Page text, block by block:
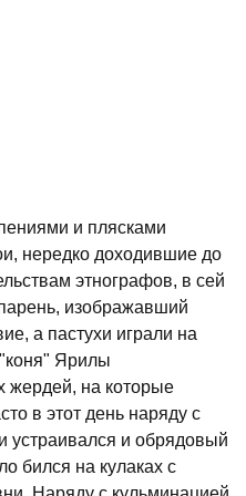
и плясками
нередко доходившие до
этнографов, в сей
изображавший
а пастухи играли на
Ярилы
жердей, на которые
в этот день наряду с
и обрядовый
бился на кулаках с